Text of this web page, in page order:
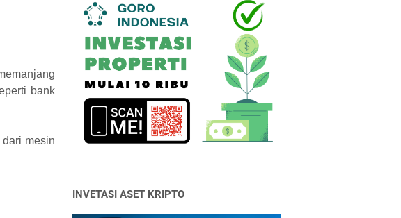
bank
mesin
INVETASI ASET KRIPTO